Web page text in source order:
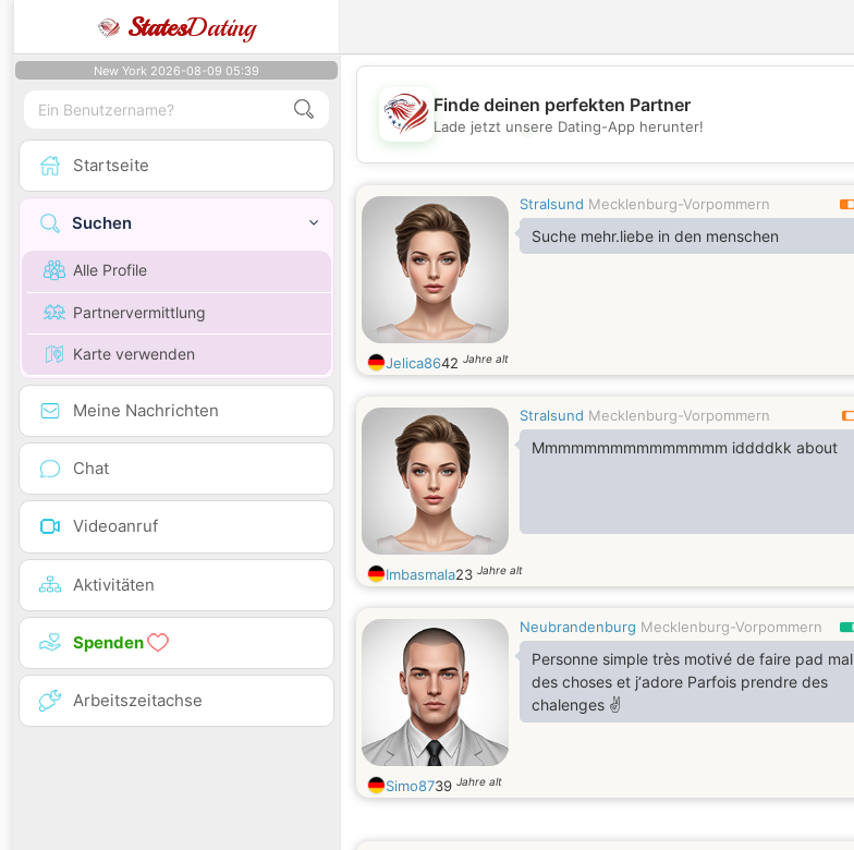
StatesDating
New York 2026-08-09 05:39
Startseite
Suchen
Alle Profile
Partnervermittlung
Karte verwenden
Meine Nachrichten
Chat
Videoanruf
Aktivitäten
Spenden
Arbeitszeitachse
💖
Finde deinen perfekten Partner
Lade jetzt unsere Dating-App herunter!
Stralsund Mecklenburg-Vorpommern
Suche mehr.liebe in den menschen
Jelica8642 Jahre alt
Stralsund Mecklenburg-Vorpommern
Mmmmmmmmmmmmmmm iddddkk about
Imbasmala23 Jahre alt
Neubrandenburg Mecklenburg-Vorpommern
Personne simple très motivé de faire pad mal
des choses et j‘adore Parfois prendre des
chalenges ✌️
Simo8739 Jahre alt